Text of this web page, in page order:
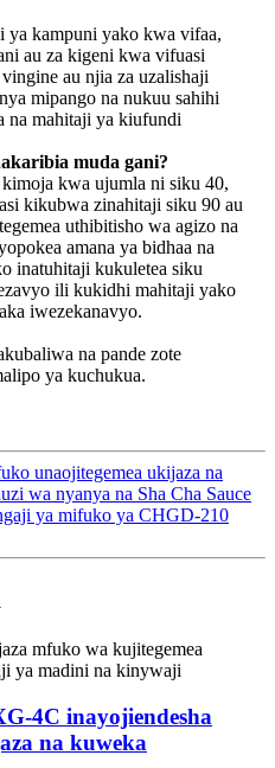
ya kampuni yako kwa vifaa,
au za kigeni kwa vifuasi
au njia za uzalishaji
mipango na nukuu sahihi
na mahitaji ya kiufundi
muda gani?
kwa ujumla ni siku 40,
kikubwa zinahitaji siku 90 au
uthibitisho wa agizo na
amana ya bidhaa na
inatuhitaji kukuletea siku
ili kukidhi mahitaji yako
iwezekanavyo.
na pande zote
ya kuchukua.
unaojitegemea ukijaza na
wa nyanya na Sha Cha Sauce
ya mifuko ya CHGD-210
4C inayojiendesha
na kuweka